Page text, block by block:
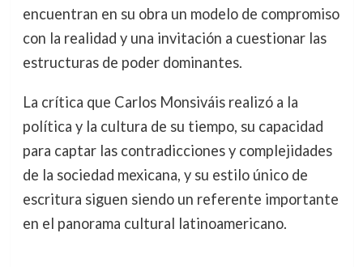
encuentran en su obra un modelo de compromiso
con la realidad y una invitación a cuestionar las
estructuras de poder dominantes.
La crítica que Carlos Monsiváis realizó a la
política y la cultura de su tiempo, su capacidad
para captar las contradicciones y complejidades
de la sociedad mexicana, y su estilo único de
escritura siguen siendo un referente importante
en el panorama cultural latinoamericano.